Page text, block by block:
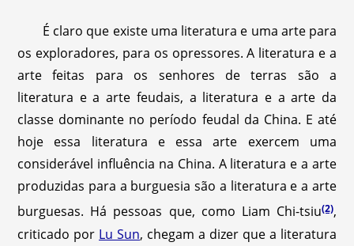
É claro que existe uma literatura e uma arte para
os exploradores, para os opressores. A literatura e a
arte feitas para os senhores de terras são a
literatura e a arte feudais, a literatura e a arte da
classe dominante no período feudal da China. E até
hoje essa literatura e essa arte exercem uma
considerável influência na China. A literatura e a arte
produzidas para a burguesia são a literatura e a arte
burguesas. Há pessoas que, como Liam Chi-tsiu(2),
criticado por Lu Sun, chegam a dizer que a literatura